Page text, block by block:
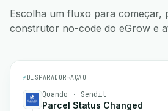
Escolha um fluxo para começar,
construtor no-code do eGrow e
⚡ DISPARADOR→AÇÃO
Quando · Sendit
Parcel Status Changed